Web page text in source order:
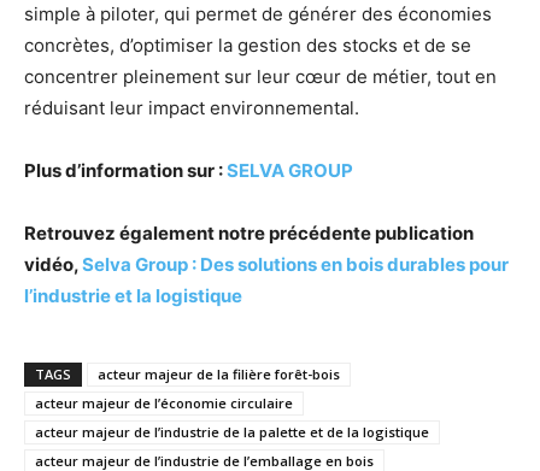
simple à piloter, qui permet de générer des économies
concrètes, d’optimiser la gestion des stocks et de se
concentrer pleinement sur leur cœur de métier, tout en
réduisant leur impact environnemental.
Plus d’information sur :SELVA GROUP
Retrouvez également notre précédente publication
vidéo,Selva Group : Des solutions en bois durables pour
l’industrie et la logistique
TAGS
acteur majeur de la filière forêt-bois
acteur majeur de l’économie circulaire
acteur majeur de l’industrie de la palette et de la logistique
acteur majeur de l’industrie de l’emballage en bois